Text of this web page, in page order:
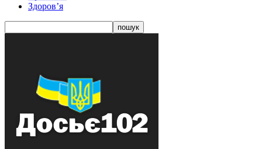
Здоров’я